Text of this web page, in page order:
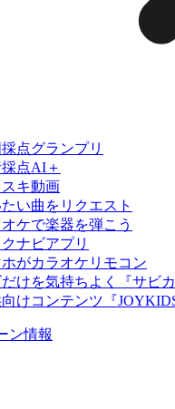
点グランプリ
点AI＋
スキ動画
い曲をリクエスト
ケで楽器を弾こう
ナビアプリ
ホがカラオケリモコン
けを気持ちよく『サビカ
けコンテンツ『JOYKIDS
ン情報